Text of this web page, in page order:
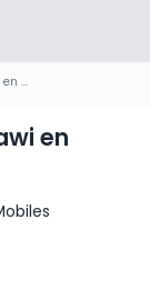
Excursion d'île en île à Langkawi en hors-bord
en